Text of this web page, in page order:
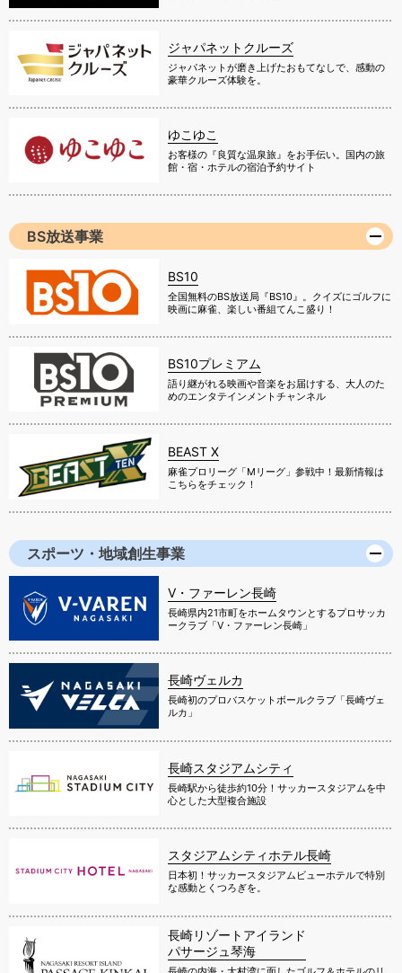
ジャパネットクルーズ
ジャパネットが磨き上げたおもてなしで、感動の
豪華クルーズ体験を。
ゆこゆこ
お客様の『良質な温泉旅』をお手伝い。国内の旅
館・宿・ホテルの宿泊予約サイト
BS放送事業
BS10
全国無料のBS放送局『BS10』。クイズにゴルフに
映画に麻雀、楽しい番組てんこ盛り！
BS10プレミアム
語り継がれる映画や音楽をお届けする、大人のた
めのエンタテインメントチャンネル
BEAST X
麻雀プロリーグ「Mリーグ」参戦中！最新情報は
こちらをチェック！
スポーツ・地域創生事業
V・ファーレン長崎
長崎県内21市町をホームタウンとするプロサッカ
ークラブ「V・ファーレン長崎」
長崎ヴェルカ
長崎初のプロバスケットボールクラブ「長崎ヴェ
ルカ」
長崎スタジアムシティ
長崎駅から徒歩約10分！サッカースタジアムを中
心とした大型複合施設
スタジアムシティホテル長崎
日本初！サッカースタジアムビューホテルで特別
な感動とくつろぎを。
長崎リゾートアイランド
パサージュ琴海